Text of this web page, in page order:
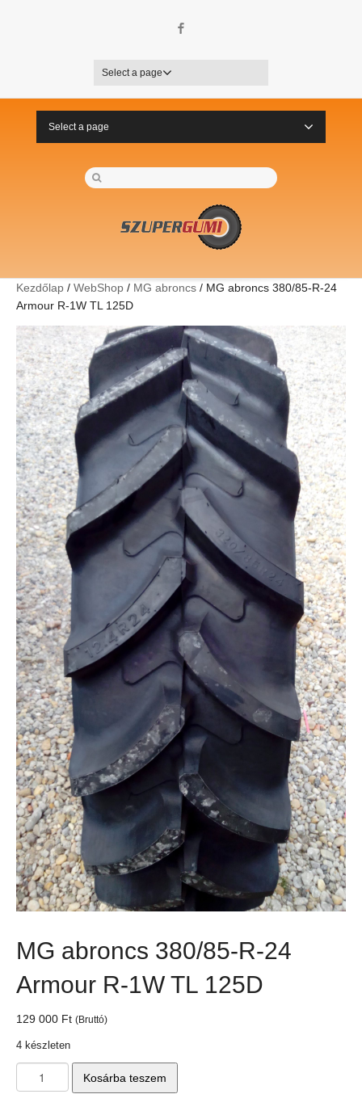
Select a page
Select a page
Kezdőlap / WebShop / MG abroncs / MG abroncs 380/85-R-24
Armour R-1W TL 125D
MG abroncs 380/85-R-24
Armour R-1W TL 125D
129 000 Ft (Bruttó)
4 készleten
abroncs
Kosárba teszem